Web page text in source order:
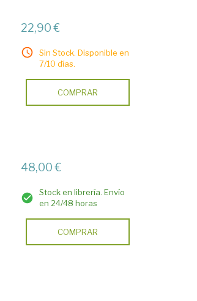
22,90 €
Sin Stock. Disponible en
7/10 días.
COMPRAR
48,00 €
Stock en librería. Envío
en 24/48 horas
COMPRAR